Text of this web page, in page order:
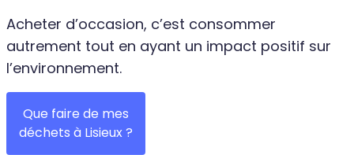
Acheter d’occasion, c’est consommer
autrement tout en ayant un impact positif sur
l’environnement.
Que faire de mes
déchets à Lisieux ?